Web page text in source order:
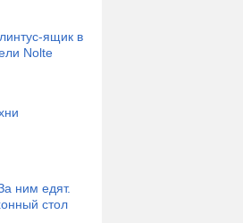
ящик в
Nolte
ним едят.
стол